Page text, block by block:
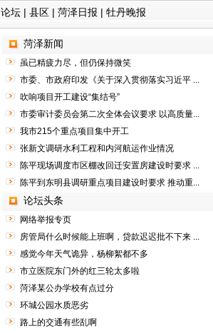
论坛 | 县区 | 菏泽日报 | 牡丹晚报
菏泽新闻
虽已精疲力尽，但仍保持微笑
市委、市政府印发《关于深入贯彻落实习近平 ...
吹响项目开工建设“集结号”
市委审计委员会第二次全体会议要求 以高质量...
我市215个重点项目集中开工
张新文调研水利工程和内河航运作业情况
陈平现场调度市区棚改回迁安置房建设时要求 ...
陈平到东明县调研重点项目建设时要求 推动重...
论坛头条
网络举报专页
房管局什么时候能上班啊，贷款迟迟批不下来 ...
感觉今年天气诡异，杨柳絮都不多
市立医院东门外的红三轮太多啦
菏泽某公办学校有点过分
环城公园水质恶劣
路上的交通有些乱啊